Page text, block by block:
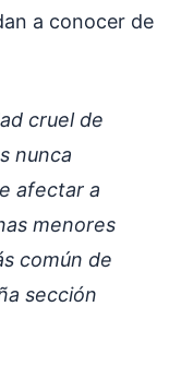
a conocer de
cruel de
nunca
afectar a
menores
común de
sección